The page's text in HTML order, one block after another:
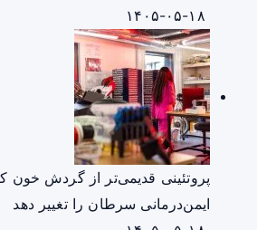
پروتئینی قدیمی‌تر از گردش خون
ایمن‌درمانی سرطان را تغییر دهد